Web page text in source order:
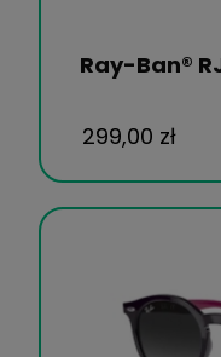
Ray-Ban®
299,00 zł